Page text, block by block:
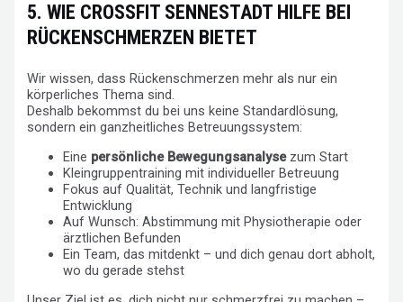
5. WIE CROSSFIT SENNESTADT HILFE BEI
RÜCKENSCHMERZEN BIETET
Wir wissen, dass Rückenschmerzen mehr als nur ein
körperliches Thema sind.
Deshalb bekommst du bei uns keine Standardlösung,
sondern ein ganzheitliches Betreuungssystem:
Eine persönliche Bewegungsanalysezum Start
Kleingruppentraining mit individueller Betreuung
Fokus auf Qualität, Technik und langfristige
Entwicklung
Auf Wunsch: Abstimmung mit Physiotherapie oder
ärztlichen Befunden
Ein Team, das mitdenkt – und dich genau dort abholt,
wo du gerade stehst